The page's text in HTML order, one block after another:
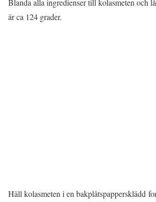
Blanda alla ingredienser till kolasmeten och
är ca 124 grader.
Häll kolasmeten i en bakplåtspappersklädd